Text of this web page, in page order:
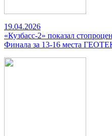
19.04.2026
«Кузбасс-2» показал
Финала за 13-16 места